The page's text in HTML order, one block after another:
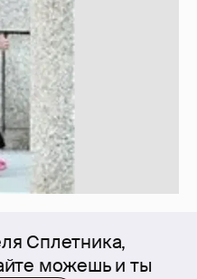
Сплетника,
можешь и ты